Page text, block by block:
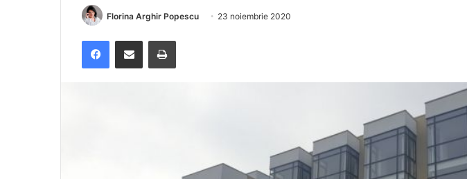
Florina Arghir Popescu 23 noiembrie 2020
FacebookDistribuie prin e-mail Imprimare